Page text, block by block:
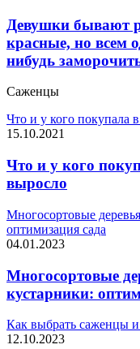
Девушки бывают
красные, но всем
нибудь
Саженцы
Что и у кого покупала
15.10.2021
Что и у кого
выросло
Многосортовые
оптимизация сада
04.01.2023
Многосортовые
кустарники:
Как выбрать саженцы
12.10.2023